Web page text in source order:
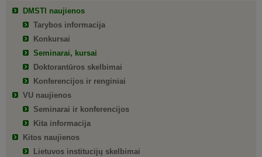
DMSTI naujienos
Tarybos informacija
Konkursai
Seminarai, kursai
Doktorantūros skelbimai
Konferencijos ir renginiai
VU naujienos
Seminarai ir konferencijos
Kita informacija
Kitos naujienos
Lietuvos institucijų skelbimai